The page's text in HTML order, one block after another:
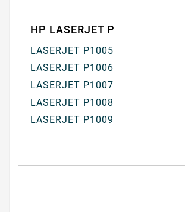
HP LASERJET P
LASERJET P1005
LASERJET P1006
LASERJET P1007
LASERJET P1008
LASERJET P1009